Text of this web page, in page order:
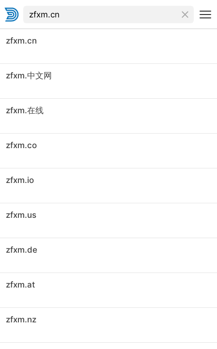
zfxm.cn
zfxm.中文网
zfxm.在线
zfxm.co
zfxm.io
zfxm.us
zfxm.de
zfxm.at
zfxm.nz